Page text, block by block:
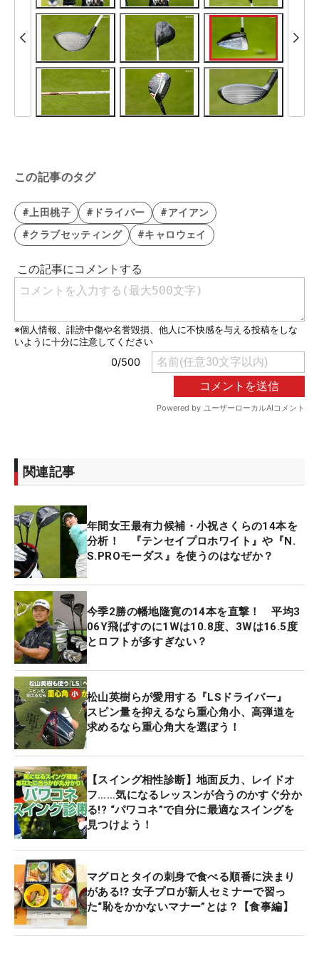
この記事のタグ
#上田桃子 #ドライバー
#アイアン
#クラブセッティング
#キャロウェイ
関連記事
年間女王最有力候補・小祝さくらの14本を
分析！ 『テンセイプロホワイト』や『N.
S.PROモーダス』を使うのはなぜか？
今季2勝の幡地隆寛の14本を直撃！ 平均3
06Y飛ばすのに1Wは10.8度、3Wは16.5度
とロフトが多すぎない？
松山英樹らが愛用する『LSドライバー』
スピン量を抑えるなら重心角小、高弾道を
求めるなら重心角大を選ぼう！
【スイング相性診断】地面反力、レイドオ
フ……気になるレッスンが合うのかすぐ分か
る!? “パワコネ”で自分に最適なスイングを
見つけよう！
マグロとタイの刺身で食べる順番に決まり
がある⁉ 女子プロが新人セミナーで習っ
た“恥をかかないマナー”とは？【食事編】